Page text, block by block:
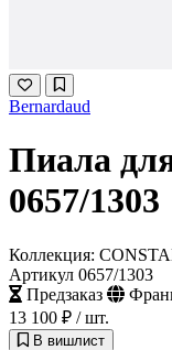
Bernardaud
Пиала
0657/1303
Коллекция:
Артикул 0657/1303
Предзаказ
13 100 ₽ / шт.
В вишлист